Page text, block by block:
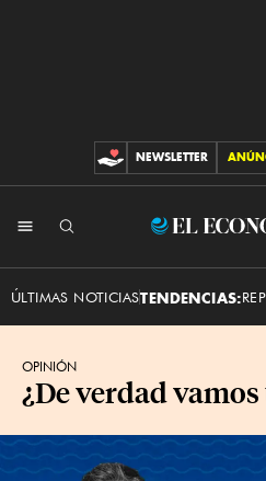
CONTRIBUCIONES
NEWSLETTER
El
ÚLTIMAS NOTICIASTENDENCIAS:
OPINIÓN
¿De verdad